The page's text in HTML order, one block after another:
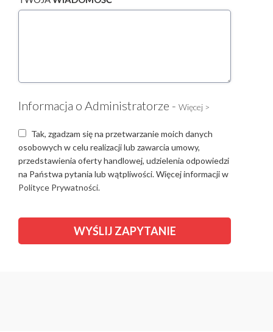
Informacja o Administratorze - Więcej >
Tak, zgadzam się na przetwarzanie moich danych
osobowych w celu realizacji lub zawarcia umowy,
przedstawienia oferty handlowej, udzielenia odpowiedzi
na Państwa pytania lub wątpliwości. Więcej informacji w
Polityce Prywatności.